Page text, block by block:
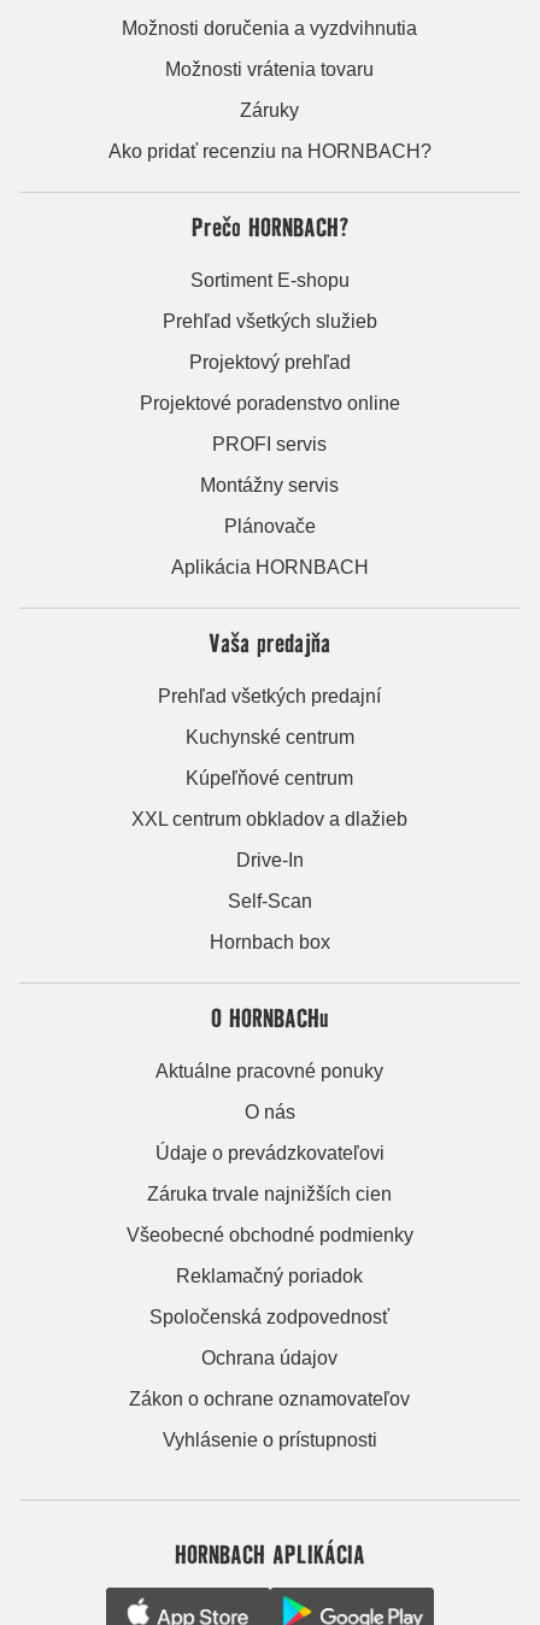
Možnosti doručenia a vyzdvihnutia
Možnosti vrátenia tovaru
Záruky
Ako pridať recenziu na HORNBACH?
Prečo HORNBACH?
Sortiment E-shopu
Prehľad všetkých služieb
Projektový prehľad
Projektové poradenstvo online
PROFI servis
Montážny servis
Plánovače
Aplikácia HORNBACH
Vaša predajňa
Prehľad všetkých predajní
Kuchynské centrum
Kúpeľňové centrum
XXL centrum obkladov a dlažieb
Drive-In
Self-Scan
Hornbach box
O HORNBACHu
Aktuálne pracovné ponuky
O nás
Údaje o prevádzkovateľovi
Záruka trvale najnižších cien
Všeobecné obchodné podmienky
Reklamačný poriadok
Spoločenská zodpovednosť
Ochrana údajov
Zákon o ochrane oznamovateľov
Vyhlásenie o prístupnosti
HORNBACH APLIKÁCIA